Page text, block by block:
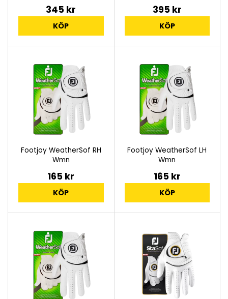
345 kr
KÖP
395 kr
KÖP
Footjoy WeatherSof RH
Wmn
165 kr
KÖP
Footjoy WeatherSof LH
Wmn
165 kr
KÖP